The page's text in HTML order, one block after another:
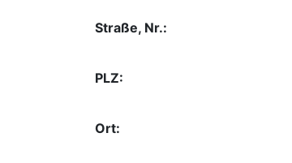
Straße, Nr.:
PLZ:
Ort: